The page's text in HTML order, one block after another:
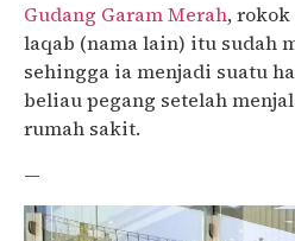
Gudang Garam Merah,
laqab (nama lain) itu sudah
sehingga ia menjadi suatu
beliau pegang setelah
rumah sakit.
—